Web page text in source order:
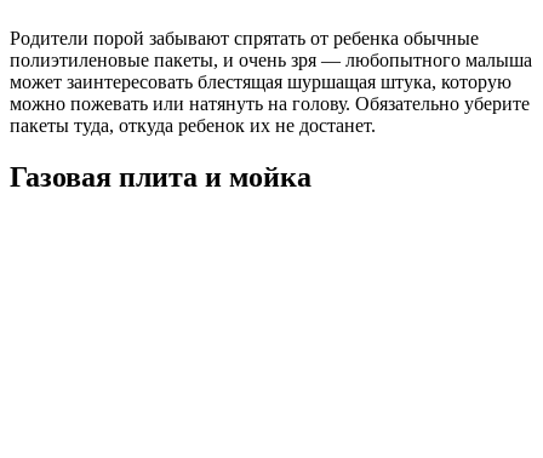
Родители порой забывают спрятать от ребенка обычные
полиэтиленовые пакеты, и очень зря — любопытного малыша
может заинтересовать блестящая шуршащая штука, которую
можно пожевать или натянуть на голову. Обязательно уберите
пакеты туда, откуда ребенок их не достанет.
Газовая плита и мойка